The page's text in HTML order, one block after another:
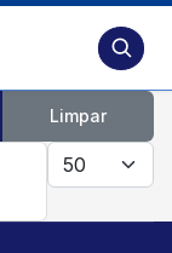
Limpar
Mostrar #